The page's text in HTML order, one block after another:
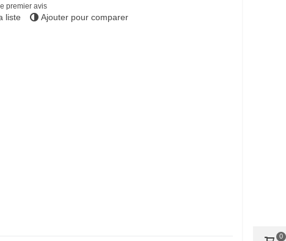
premier avis
liste Ajouter pour comparer
0